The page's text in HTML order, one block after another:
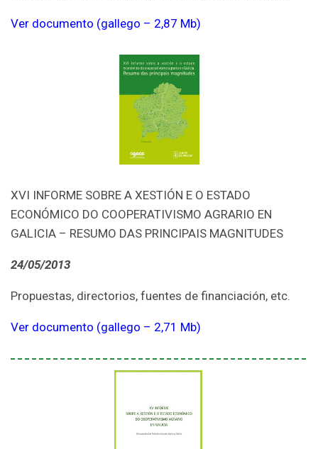
Ver documento (gallego – 2,87 Mb)
XVI INFORME SOBRE A XESTIÓN E O ESTADO
ECONÓMICO DO COOPERATIVISMO AGRARIO EN
GALICIA – RESUMO DAS PRINCIPAIS MAGNITUDES
24/05/2013
Propuestas, directorios, fuentes de financiación, etc.
Ver documento (gallego – 2,71 Mb)